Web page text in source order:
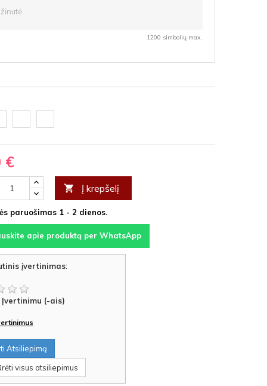
1200 simbolių max.
latte
HDF
€
 Į krepšelį
paruošimas 1 - 2 dienos.
apie produktą per WhatsApp
įvertinimas:
Įvertinimu (-ais)
Atsiliepimą
visus atsiliepimus